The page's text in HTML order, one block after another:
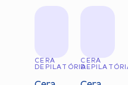
CERA
DEPILATÓRIA
CERA